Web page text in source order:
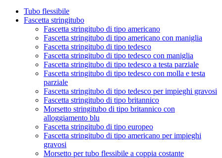
Tubo flessibile
Fascetta stringitubo
Fascetta stringitubo di tipo americano
Fascetta stringitubo di tipo americano con maniglia
Fascetta stringitubo di tipo tedesco
Fascetta stringitubo di tipo tedesco con maniglia
Fascetta stringitubo di tipo tedesco a testa parziale
Fascetta stringitubo di tipo tedesco con molla e testa
parziale
Fascetta stringitubo di tipo tedesco per impieghi gravosi
Fascetta stringitubo di tipo britannico
Morsetto stringitubo di tipo britannico con
alloggiamento blu
Fascetta stringitubo di tipo europeo
Fascetta stringitubo di tipo americano per impieghi
gravosi
Morsetto per tubo flessibile a coppia costante